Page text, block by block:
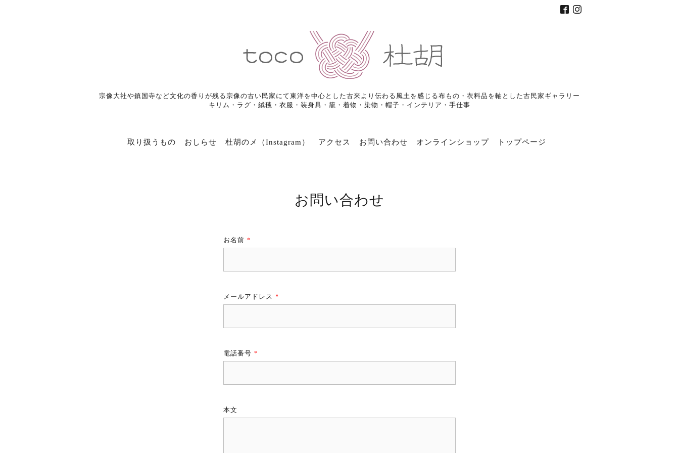
宗像大社や鎮国寺など文化の香りが残る宗像の古い民家にて東洋を中心とした古来より伝わる風土を感じる布もの・衣料品を軸とした古民家ギャラリー
キリム・ラグ・絨毯・衣服・装身具・籠・着物・染物・帽子・インテリア・手仕事
取り扱うもの おしらせ 杜胡のメ（Instagram） アクセス お問い合わせ オンラインショップ トップページ
お問い合わせ
お名前 *
メールアドレス *
電話番号 *
本文